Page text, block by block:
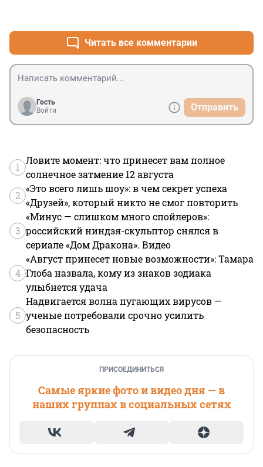
Читать все комментарии
Гость
Войти
Отправить
1
Ловите момент: что принесет вам полное
солнечное затмение 12 августа
2
«Это всего лишь шоу»: в чем секрет успеха
«Друзей», который никто не смог повторить
3
«Минус — слишком много спойлеров»:
российский ниндзя-скульптор снялся в
сериале «Дом Дракона». Видео
4
«Август принесет новые возможности»: Тамара
Глоба назвала, кому из знаков зодиака
улыбнется удача
5
Надвигается волна пугающих вирусов —
ученые потребовали срочно усилить
безопасность
ПРИСОЕДИНИТЬСЯ
Самые яркие фото и видео дня — в
наших группах в социальных сетях